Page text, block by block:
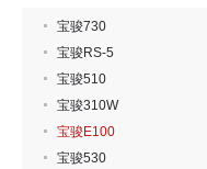
宝骏730
宝骏RS-5
宝骏510
宝骏310W
宝骏E100
宝骏530